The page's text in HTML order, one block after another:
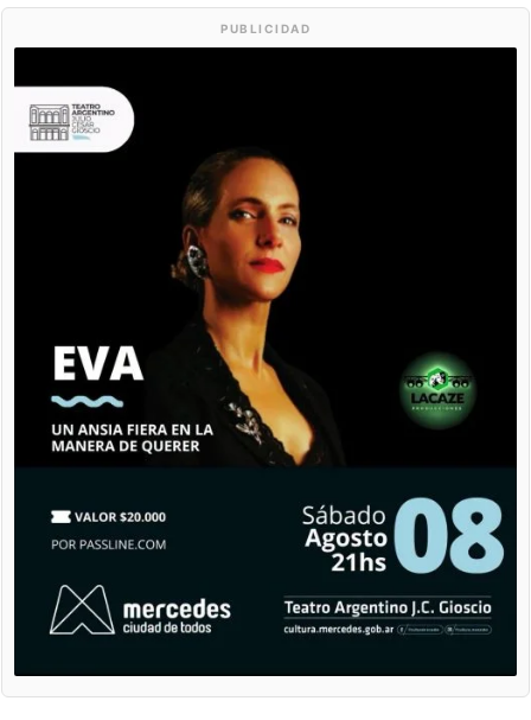
PUBLICIDAD